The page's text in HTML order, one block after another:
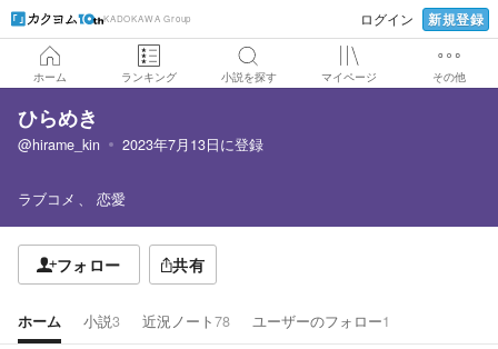
KADOKAWA Group ログイン 新規登録
ホーム ランキング 小説を探す マイページ その他
ひらめき
@hirame_kin 2023年7月13日に登録
ラブコメ 恋愛
フォロー 共有
ホーム 小説3 近況ノート78 ユーザーのフォロー1